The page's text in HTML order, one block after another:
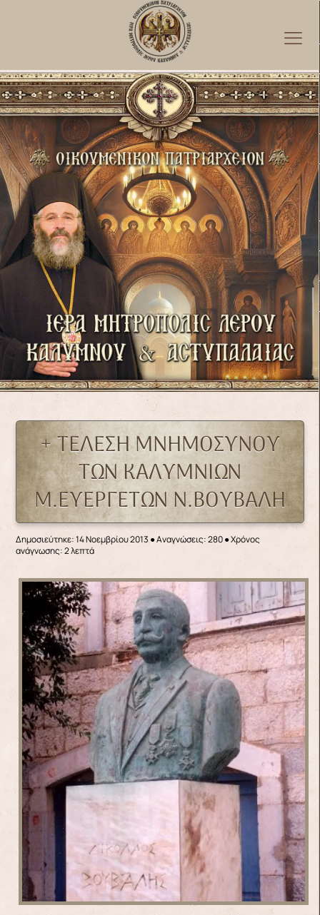
+ ΤΕΛΕΣΗ ΜΝΗΜΟΣΥΝΟΥ
ΤΩΝ ΚΑΛΥΜΝΙΩΝ
Μ.ΕΥΕΡΓΕΤΩΝ Ν.ΒΟΥΒΑΛΗ
Δημοσιεύτηκε: 14 Νοεμβρίου 2013 ●Αναγνώσεις: 280● Χρόνος
ανάγνωσης: 2 λεπτά